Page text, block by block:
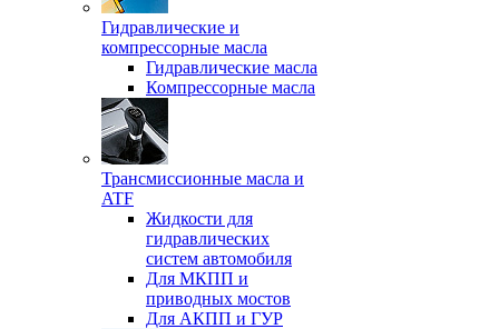
Гидравлические и
компрессорные масла
Гидравлические масла
Компрессорные масла
Трансмиссионные масла и
ATF
Жидкости для
гидравлических
систем автомобиля
Для МКПП и
приводных мостов
Для АКПП и ГУР